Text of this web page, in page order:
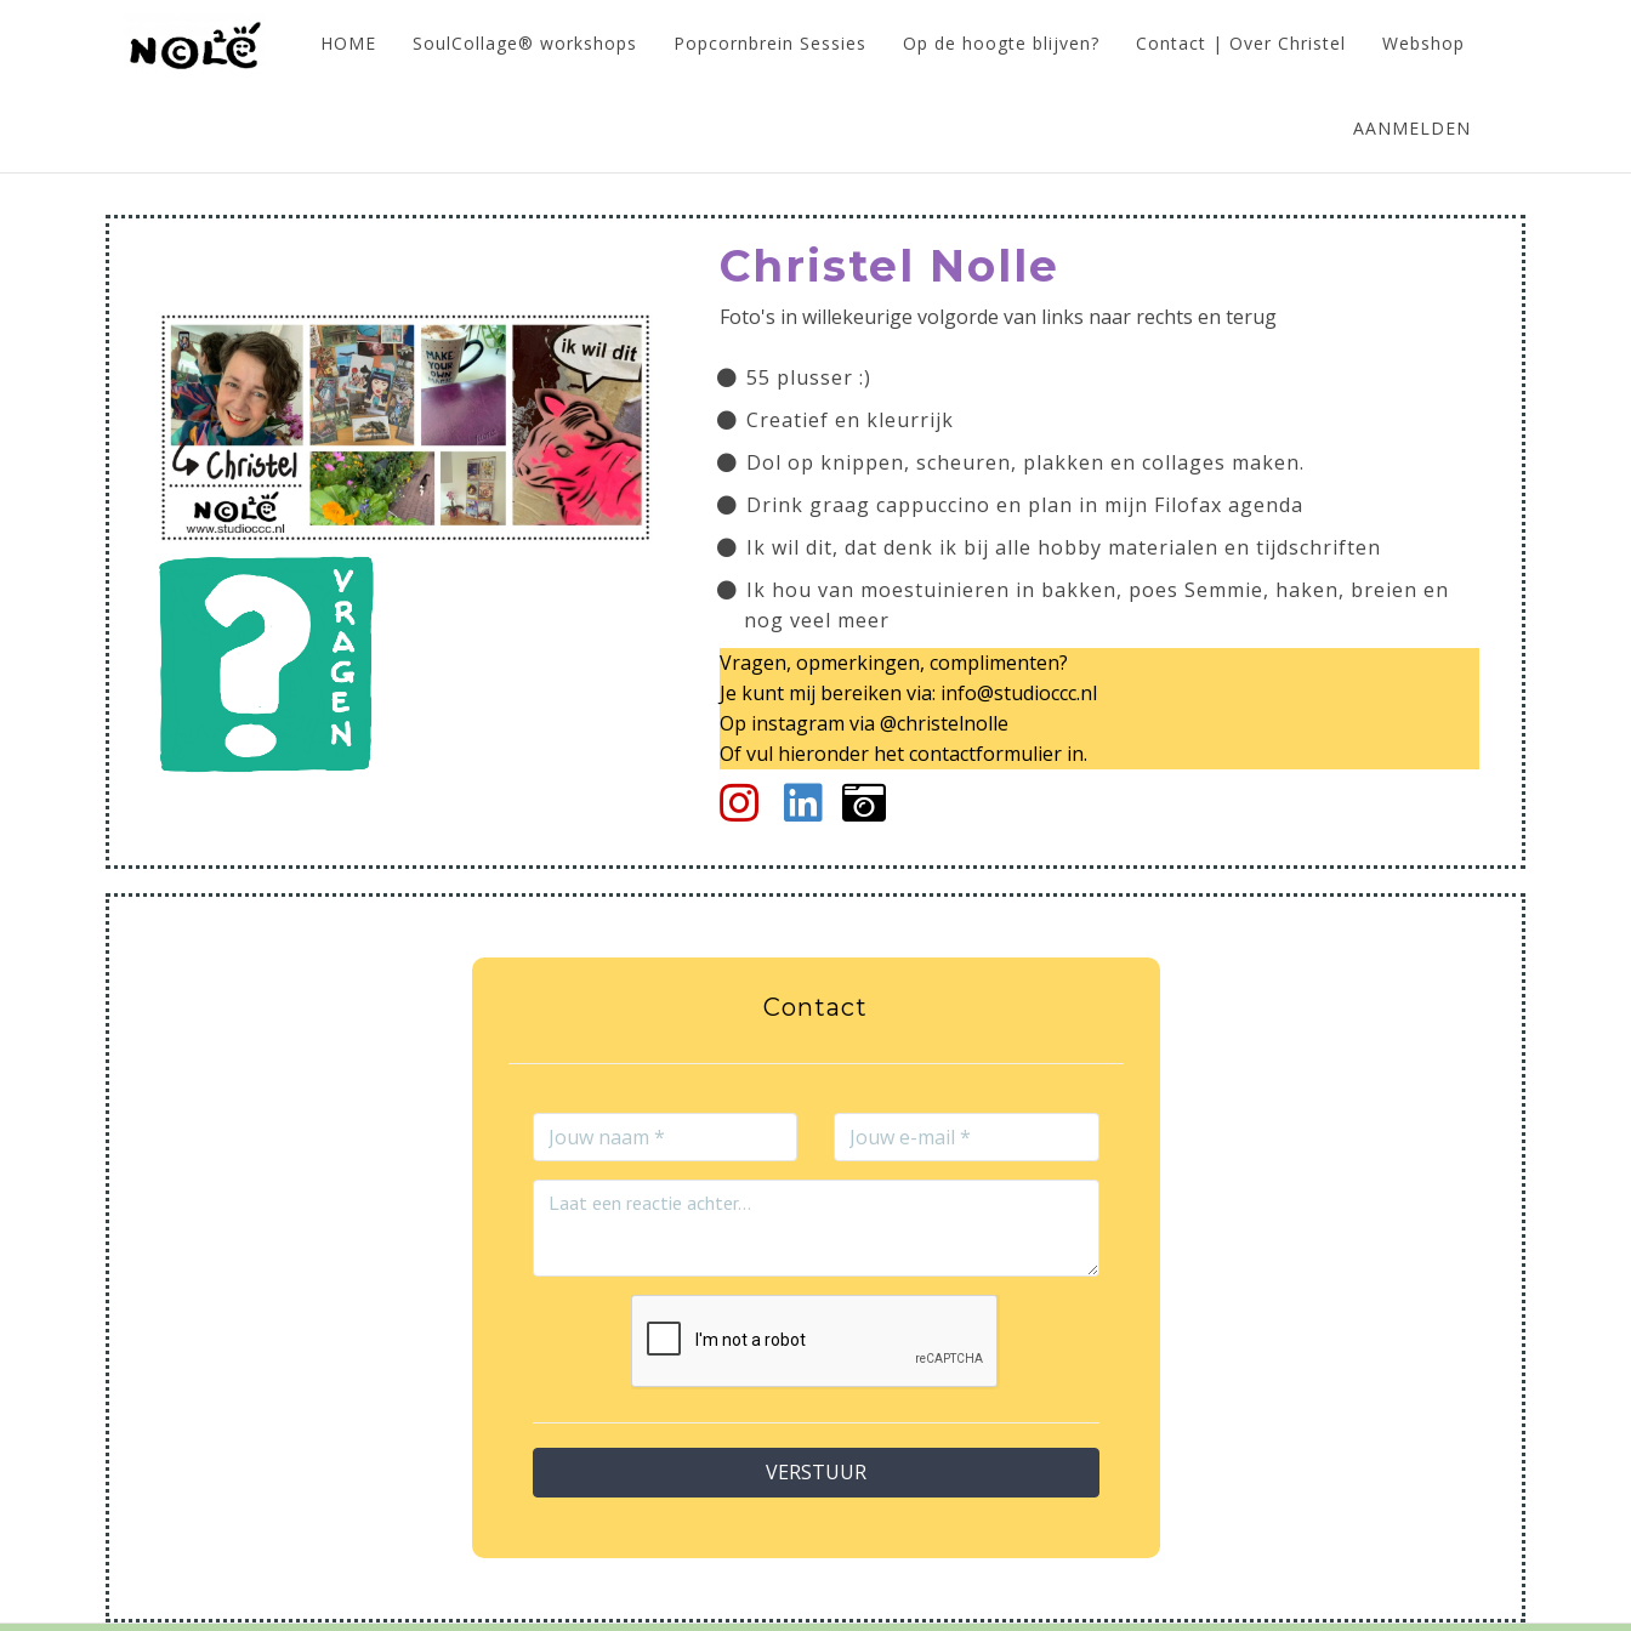
HOME SoulCollage® workshops Popcornbrein Sessies Op de hoogte blijven? Contact | Over Christel Webshop
AANMELDEN
Christel Nolle
Foto's in willekeurige volgorde van links naar rechts en terug
55 plusser :)
Creatief en kleurrijk
Dol op knippen, scheuren, plakken en collages maken.
Drink graag cappuccino en plan in mijn Filofax agenda
Ik wil dit, dat denk ik bij alle hobby materialen en tijdschriften
Ik hou van moestuinieren in bakken, poes Semmie, haken, breien en
nog veel meer
Vragen, opmerkingen, complimenten?
Je kunt mij bereiken via: info@studioccc.nl
Op instagram via @christelnolle
Of vul hieronder het contactformulier in.
Contact